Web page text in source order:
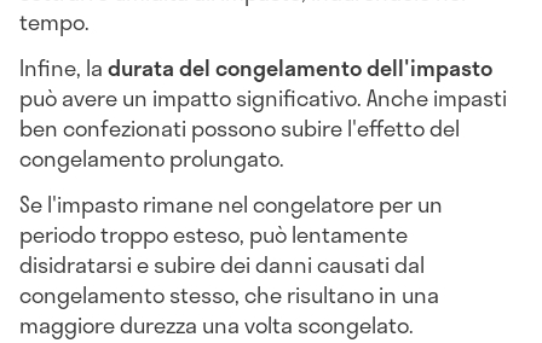
tempo.
Infine, ladurata del congelamento dell'impasto
può avere un impatto significativo. Anche impasti
ben confezionati possono subire l'effetto del
congelamento prolungato.
Se l'impasto rimane nel congelatore per un
periodo troppo esteso, può lentamente
disidratarsi e subire dei danni causati dal
congelamento stesso, che risultano in una
maggiore durezza una volta scongelato.